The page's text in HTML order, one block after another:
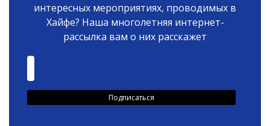
интересных мероприятиях, проводимых в
Хайфе? Наша многолетняя интернет-
рассылка вам о них расскажет